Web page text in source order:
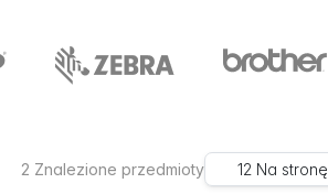
2 Znalezione przedmioty 12 Na stronę